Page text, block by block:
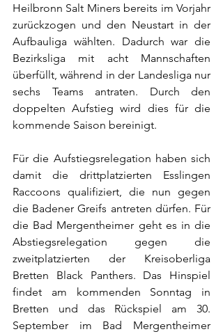
Heilbronn Salt Miners bereits im Vorjahr
zurückzogen und den Neustart in der
Aufbauliga wählten. Dadurch war die
Bezirksliga mit acht Mannschaften
überfüllt, während in der Landesliga nur
sechs Teams antraten. Durch den
doppelten Aufstieg wird dies für die
kommende Saison bereinigt.
Für die Aufstiegsrelegation haben sich
damit die drittplatzierten Esslingen
Raccoons qualifiziert, die nun gegen
die Badener Greifs antreten dürfen. Für
die Bad Mergentheimer geht es in die
Abstiegsrelegation gegen die
zweitplatzierten der Kreisoberliga
Bretten Black Panthers. Das Hinspiel
findet am kommenden Sonntag in
Bretten und das Rückspiel am 30.
September im Bad Mergentheimer